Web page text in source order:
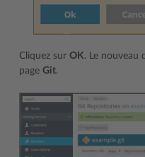
Cliquez sur OK. Le nouveau
page Git.